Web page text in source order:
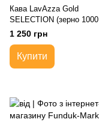
Кава LavAzza Gold
SELECTION (зерно 1000
1 250 грн
Купити